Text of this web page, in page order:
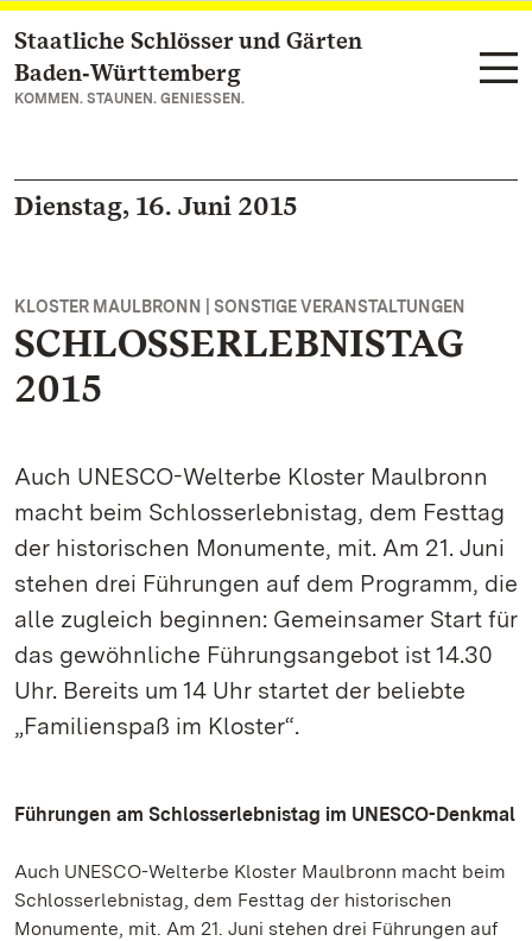
Zum Hauptinhalt springen
Staatliche Schlösser und Gärten
Baden‑Württemberg
KOMMEN. STAUNEN. GENIESSEN.
Dienstag, 16. Juni 2015
KLOSTER MAULBRONN | SONSTIGE VERANSTALTUNGEN
SCHLOSSERLEBNISTAG
2015
Auch UNESCO-Welterbe Kloster Maulbronn
macht beim Schlosserlebnistag, dem Festtag
der historischen Monumente, mit. Am 21. Juni
stehen drei Führungen auf dem Programm, die
alle zugleich beginnen: Gemeinsamer Start für
das gewöhnliche Führungsangebot ist 14.30
Uhr. Bereits um 14 Uhr startet der beliebte
„Familienspaß im Kloster“.
Führungen am Schlosserlebnistag im UNESCO-Denkmal
Auch UNESCO-Welterbe Kloster Maulbronn macht beim
Schlosserlebnistag, dem Festtag der historischen
Monumente, mit. Am 21. Juni stehen drei Führungen auf